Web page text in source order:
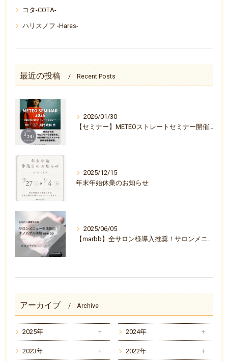
コタ-COTA-
ハリスノフ -Hares-
最近の投稿 Recent Posts
2026/01/30
【セミナー】METEOストレートセミナー開催決定のお知らせ
2025/12/15
年末年始休業のお知らせ
2025/06/05
アーカイブ Archive
2025年 2024年
2023年 2022年